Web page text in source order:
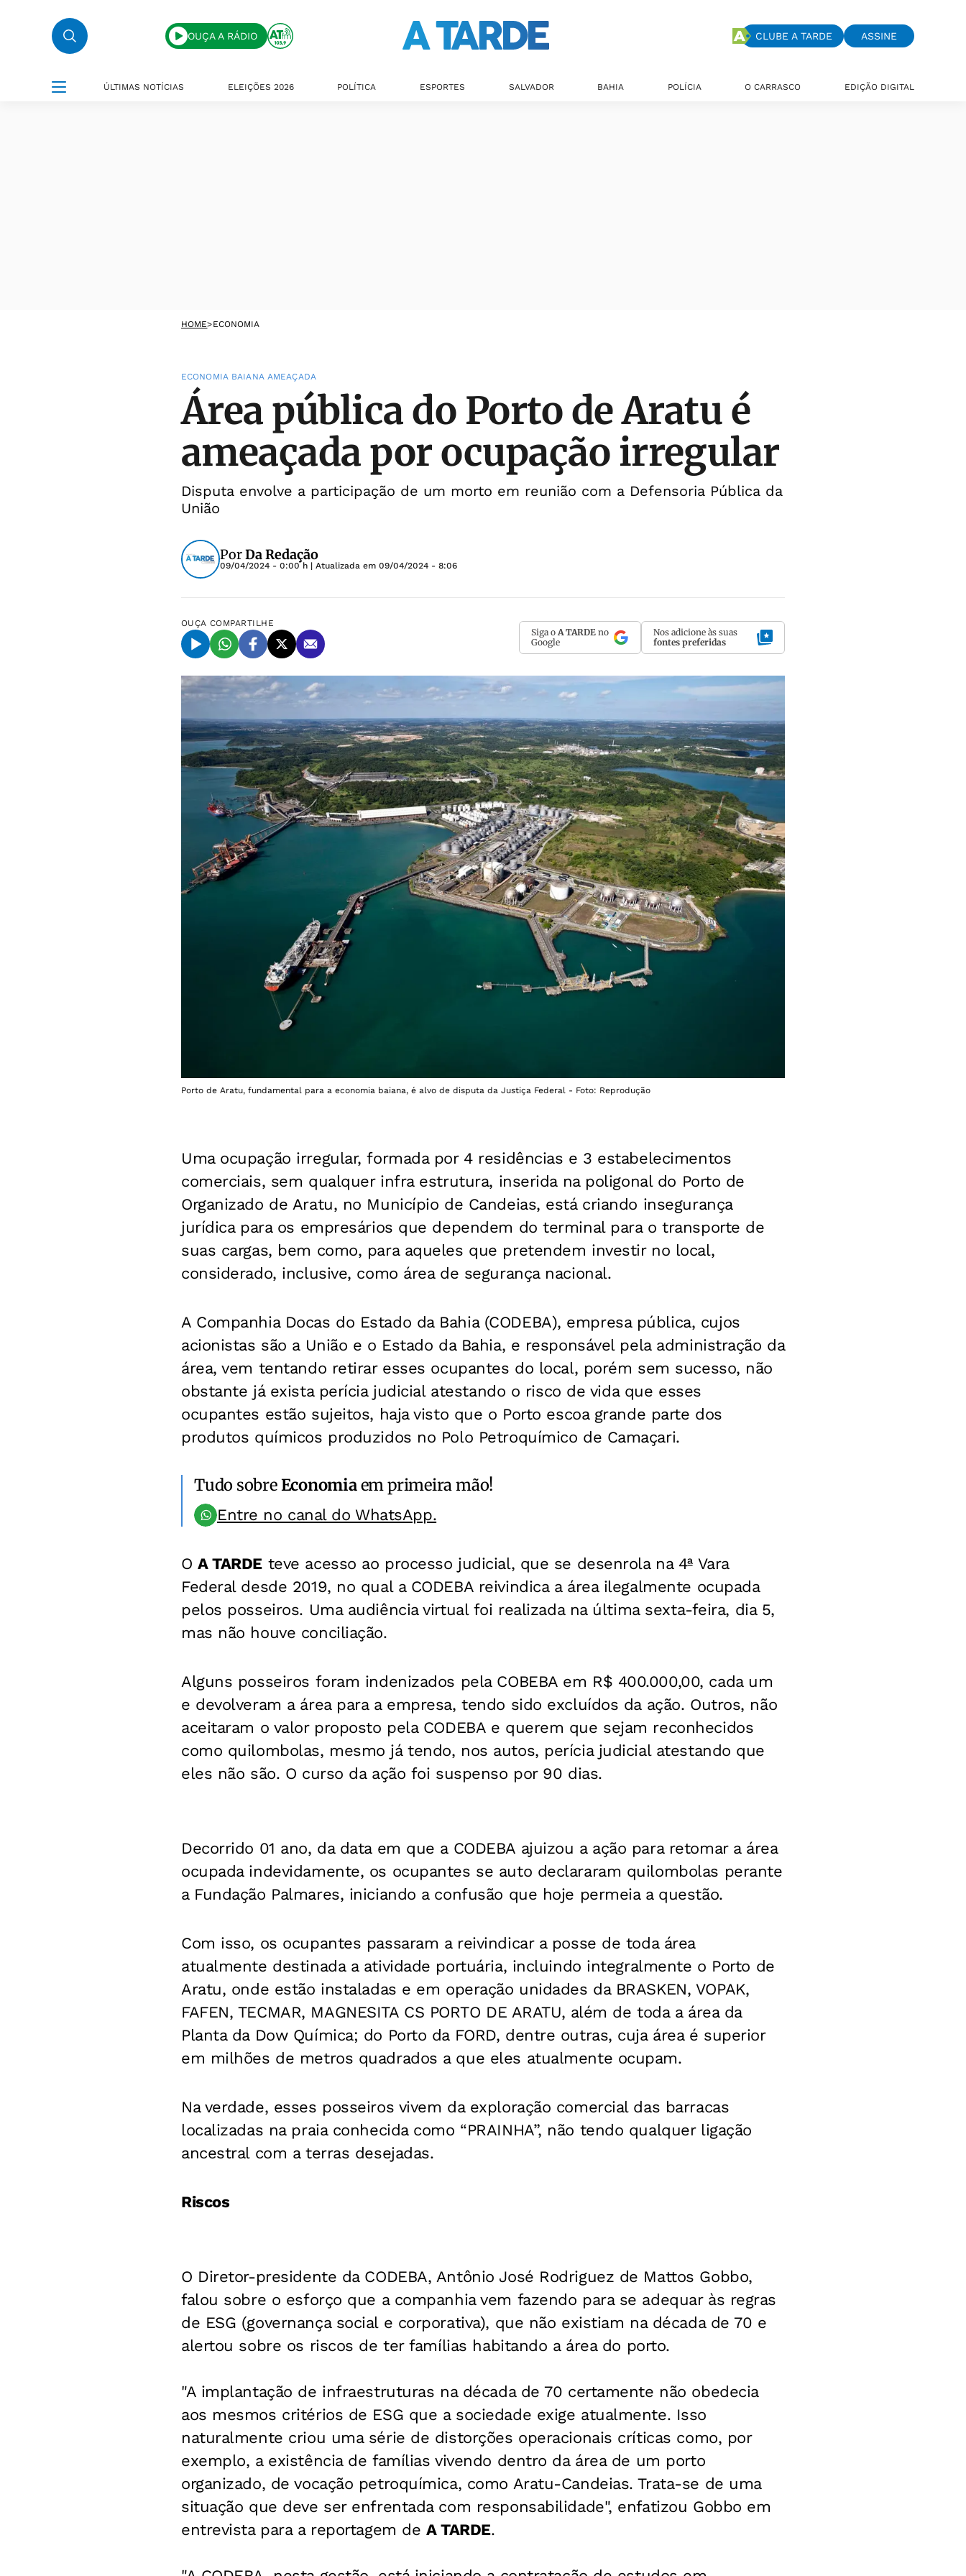
OUÇA A RÁDIO CLUBE A TARDE ASSINE
ÚLTIMAS NOTÍCIAS ELEIÇÕES 2026 POLÍTICA ESPORTES SALVADOR BAHIA POLÍCIA O CARRASCO EDIÇÃO DIGITAL
HOME>ECONOMIA
ECONOMIA BAIANA AMEAÇADA
Área pública do Porto de Aratu é
ameaçada por ocupação irregular
Disputa envolve a participação de um morto em reunião com a Defensoria Pública da
União
PorDa Redação
09/04/2024 - 0:00 h | Atualizada em 09/04/2024 - 8:06
OUÇA COMPARTILHE
Siga o A TARDE no
Google
Nos adicione às suas
fontes preferidas
Porto de Aratu, fundamental para a economia baiana, é alvo de disputa da Justiça Federal - Foto: Reprodução
Uma ocupação irregular, formada por 4 residências e 3 estabelecimentos
comerciais, sem qualquer infra estrutura, inserida na poligonal do Porto de
Organizado de Aratu, no Município de Candeias, está criando insegurança
jurídica para os empresários que dependem do terminal para o transporte de
suas cargas, bem como, para aqueles que pretendem investir no local,
considerado, inclusive, como área de segurança nacional.
A Companhia Docas do Estado da Bahia (CODEBA), empresa pública, cujos
acionistas são a União e o Estado da Bahia, e responsável pela administração da
área, vem tentando retirar esses ocupantes do local, porém sem sucesso, não
obstante já exista perícia judicial atestando o risco de vida que esses
ocupantes estão sujeitos, haja visto que o Porto escoa grande parte dos
produtos químicos produzidos no Polo Petroquímico de Camaçari.
Tudo sobreEconomiaem primeira mão!
Entre no canal do WhatsApp.
OA TARDE teve acesso ao processo judicial, que se desenrola na 4ª Vara
Federal desde 2019, no qual a CODEBA reivindica a área ilegalmente ocupada
pelos posseiros. Uma audiência virtual foi realizada na última sexta-feira, dia 5,
mas não houve conciliação.
Alguns posseiros foram indenizados pela COBEBA em R$ 400.000,00, cada um
e devolveram a área para a empresa, tendo sido excluídos da ação. Outros, não
aceitaram o valor proposto pela CODEBA e querem que sejam reconhecidos
como quilombolas, mesmo já tendo, nos autos, perícia judicial atestando que
eles não são. O curso da ação foi suspenso por 90 dias.
Decorrido 01 ano, da data em que a CODEBA ajuizou a ação para retomar a área
ocupada indevidamente, os ocupantes se auto declararam quilombolas perante
a Fundação Palmares, iniciando a confusão que hoje permeia a questão.
Com isso, os ocupantes passaram a reivindicar a posse de toda área
atualmente destinada a atividade portuária, incluindo integralmente o Porto de
Aratu, onde estão instaladas e em operação unidades da BRASKEN, VOPAK,
FAFEN, TECMAR, MAGNESITA CS PORTO DE ARATU, além de toda a área da
Planta da Dow Química; do Porto da FORD, dentre outras, cuja área é superior
em milhões de metros quadrados a que eles atualmente ocupam.
Na verdade, esses posseiros vivem da exploração comercial das barracas
localizadas na praia conhecida como “PRAINHA”, não tendo qualquer ligação
ancestral com a terras desejadas.
Riscos
O Diretor-presidente da CODEBA, Antônio José Rodriguez de Mattos Gobbo,
falou sobre o esforço que a companhia vem fazendo para se adequar às regras
de ESG (governança social e corporativa), que não existiam na década de 70 e
alertou sobre os riscos de ter famílias habitando a área do porto.
"A implantação de infraestruturas na década de 70 certamente não obedecia
aos mesmos critérios de ESG que a sociedade exige atualmente. Isso
naturalmente criou uma série de distorções operacionais críticas como, por
exemplo, a existência de famílias vivendo dentro da área de um porto
organizado, de vocação petroquímica, como Aratu-Candeias. Trata-se de uma
situação que deve ser enfrentada com responsabilidade", enfatizou Gobbo em
entrevista para a reportagem de A TARDE.